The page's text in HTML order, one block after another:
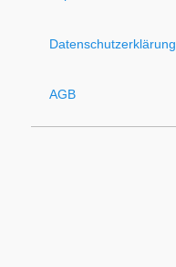
Datenschutzerklärung
AGB